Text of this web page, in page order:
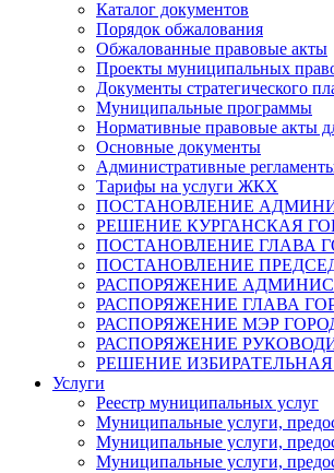
Каталог документов
Порядок обжалования
Обжалованные правовые акты
Проекты муниципальных
Документы стратегического
Муниципальные программы
Нормативные правовые акты
Основные документы
Административные
Тарифы на услуги ЖКХ
ПОСТАНОВЛЕНИЕ
РЕШЕНИЕ КУРГАНСКАЯ
ПОСТАНОВЛЕНИЕ ГЛАВА
ПОСТАНОВЛЕНИЕ
РАСПОРЯЖЕНИЕ
РАСПОРЯЖЕНИЕ ГЛАВА
РАСПОРЯЖЕНИЕ МЭР
РАСПОРЯЖЕНИЕ
РЕШЕНИЕ
Услуги
Реестр муниципальных услуг
Муниципальные услуги,
Муниципальные услуги,
Муниципальные услуги,